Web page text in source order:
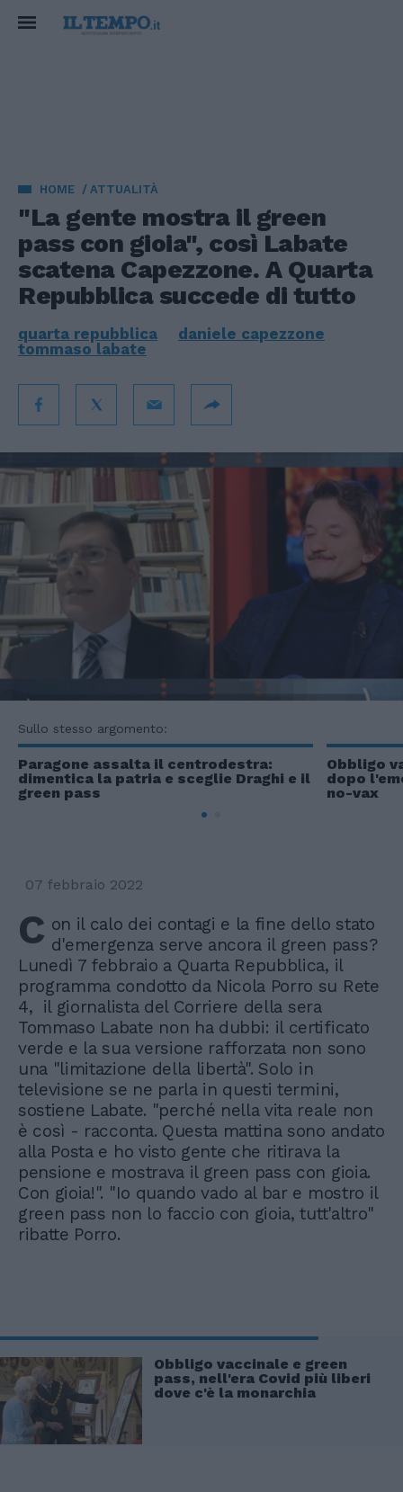
HOME ATTUALITÀ
"La gente mostra il green
pass con gioia", così Labate
scatena Capezzone. A Quarta
Repubblica succede di tutto
quarta repubblica
daniele capezzone
tommaso labate
Sullo stesso argomento:
Paragone assalta il centrodestra:
dimentica la patria e sceglie Draghi e il
green pass
Obbligo
dopo
no-vax
07 febbraio 2022
C on il calo dei contagi e la fine dello stato
d'emergenza serve ancora il green pass?
Lunedì 7 febbraio a Quarta Repubblica, il
programma condotto da Nicola Porro su Rete
4, il giornalista del Corriere della sera
Tommaso Labate non ha dubbi: il certificato
verde e la sua versione rafforzata non sono
una "limitazione della libertà". Solo in
televisione se ne parla in questi termini,
sostiene Labate. "perché nella vita reale non
è così - racconta. Questa mattina sono andato
alla Posta e ho visto gente che ritirava la
pensione e mostrava il green pass con gioia.
Con gioia!". "Io quando vado al bar e mostro il
green pass non lo faccio con gioia, tutt'altro"
ribatte Porro.
Obbligo vaccinale e green
pass, nell'era Covid più liberi
dove c'è la monarchia